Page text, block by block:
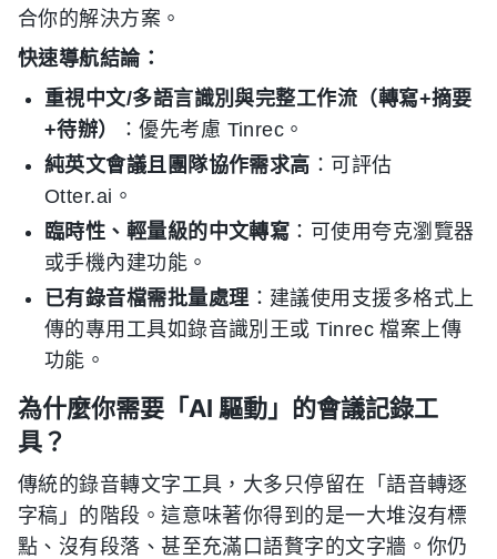
合你的解決方案。
快速導航結論：
重視中文/多語言識別與完整工作流（轉寫+摘要
+待辦）
：優先考慮 Tinrec。
純英文會議且團隊協作需求高 ：可評估
Otter.ai。
臨時性、輕量級的中文轉寫 ：可使用夸克瀏覽器
或手機內建功能。
已有錄音檔需批量處理：建議使用支援多格式上
傳的專用工具如錄音識別王或 Tinrec 檔案上傳
功能。
為什麼你需要「AI 驅動」的會議記錄工
具？
傳統的錄音轉文字工具，大多只停留在「語音轉逐
字稿」的階段。這意味著你得到的是一大堆沒有標
點、沒有段落、甚至充滿口語贅字的文字牆。你仍